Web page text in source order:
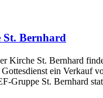
Bernhard
Kirche St. Bernhard
ein Verkauf
Gruppe St. Bernhard